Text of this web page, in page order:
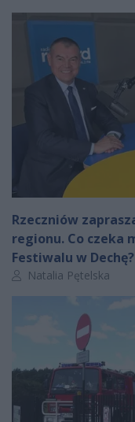
Rzeczniów
regionu. Co czeka
Festiwalu w Dechę?
Autor artykułu:
Natalia Pętelska